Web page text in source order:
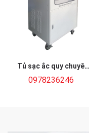
Tủ sạc ắc quy chuyên
dụng 400VDC 1000Ah
0978236246